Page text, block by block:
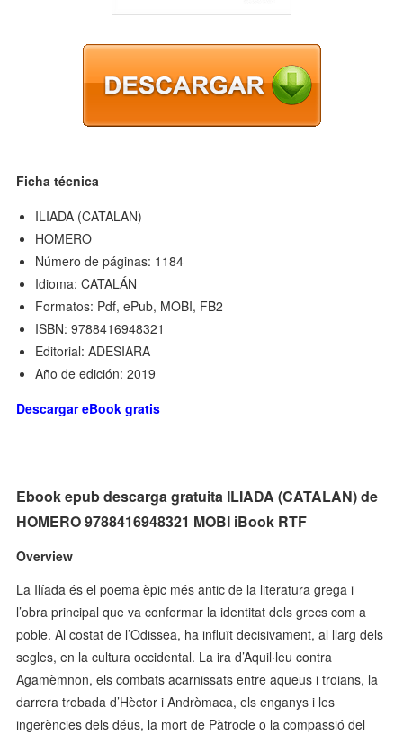
Ficha técnica
ILIADA (CATALAN)
HOMERO
Número de páginas: 1184
Idioma: CATALÁN
Formatos: Pdf, ePub, MOBI, FB2
ISBN: 9788416948321
Editorial: ADESIARA
Año de edición: 2019
Descargar eBook gratis
Ebook epub descarga gratuita ILIADA (CATALAN) de
HOMERO 9788416948321 MOBI iBook RTF
Overview
La Ilíada és el poema èpic més antic de la literatura grega i
l’obra principal que va conformar la identitat dels grecs com a
poble. Al costat de l’Odissea, ha influït decisivament, al llarg dels
segles, en la cultura occidental. La ira d’Aquil·leu contra
Agamèmnon, els combats acarnissats entre aqueus i troians, la
darrera trobada d’Hèctor i Andròmaca, els enganys i les
ingerències dels déus, la mort de Pàtrocle o la compassió del